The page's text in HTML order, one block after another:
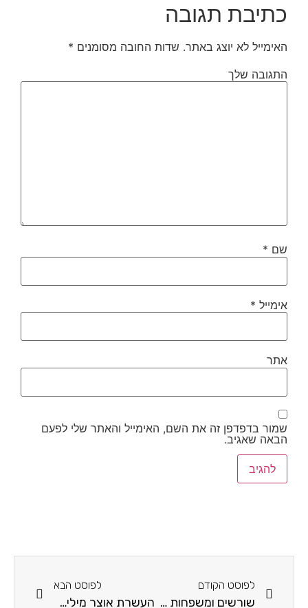
כתיבת תגובה
האימייל לא יוצג באתר. שדות החובה מסומנים *
התגובה שלך
שם *
אימייל *
אתר
שמור בדפדפן זה את השם, האימייל והאתר שלי לפעם
הבאה שאגיב.
לפוסט הקודם
שורשים ומשפחות מילים
לפוסט הבא
העשרת אוצר מילים- חג חנוכה